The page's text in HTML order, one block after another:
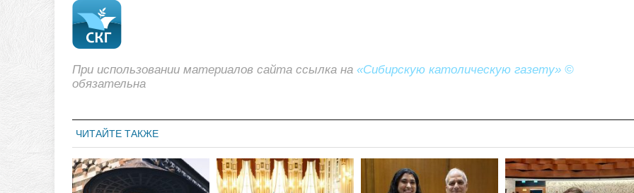
При использовании материалов сайта ссылка на «Сибирскую католическую газету» ©
обязательна
ЧИТАЙТЕ ТАКЖЕ